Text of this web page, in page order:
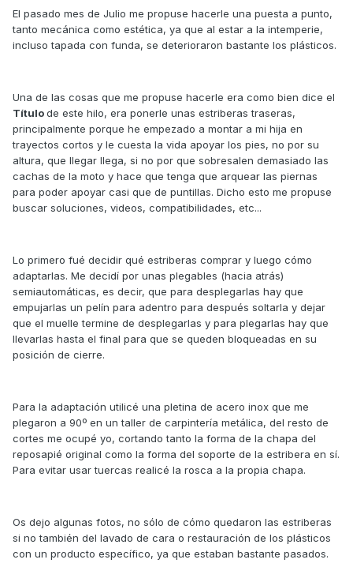
El pasado mes de Julio me propuse hacerle una puesta a punto,
tanto mecánica como estética, ya que al estar a la intemperie,
incluso tapada con funda, se deterioraron bastante los plásticos.
Una de las cosas que me propuse hacerle era como bien dice el
Títulode este hilo, era ponerle unas estriberas traseras,
principalmente porque he empezado a montar a mi hija en
trayectos cortos y le cuesta la vida apoyar los pies, no por su
altura, que llegar llega, si no por que sobresalen demasiado las
cachas de la moto y hace que tenga que arquear las piernas
para poder apoyar casi que de puntillas. Dicho esto me propuse
buscar soluciones, videos, compatibilidades, etc...
Lo primero fué decidir qué estriberas comprar y luego cómo
adaptarlas. Me decidí por unas plegables (hacia atrás)
semiautomáticas, es decir, que para desplegarlas hay que
empujarlas un pelín para adentro para después soltarla y dejar
que el muelle termine de desplegarlas y para plegarlas hay que
llevarlas hasta el final para que se queden bloqueadas en su
posición de cierre.
Para la adaptación utilicé una pletina de acero inox que me
plegaron a 90º en un taller de carpintería metálica, del resto de
cortes me ocupé yo, cortando tanto la forma de la chapa del
reposapié original como la forma del soporte de la estribera en sí.
Para evitar usar tuercas realicé la rosca a la propia chapa.
Os dejo algunas fotos, no sólo de cómo quedaron las estriberas
si no también del lavado de cara o restauración de los plásticos
con un producto específico, ya que estaban bastante pasados.